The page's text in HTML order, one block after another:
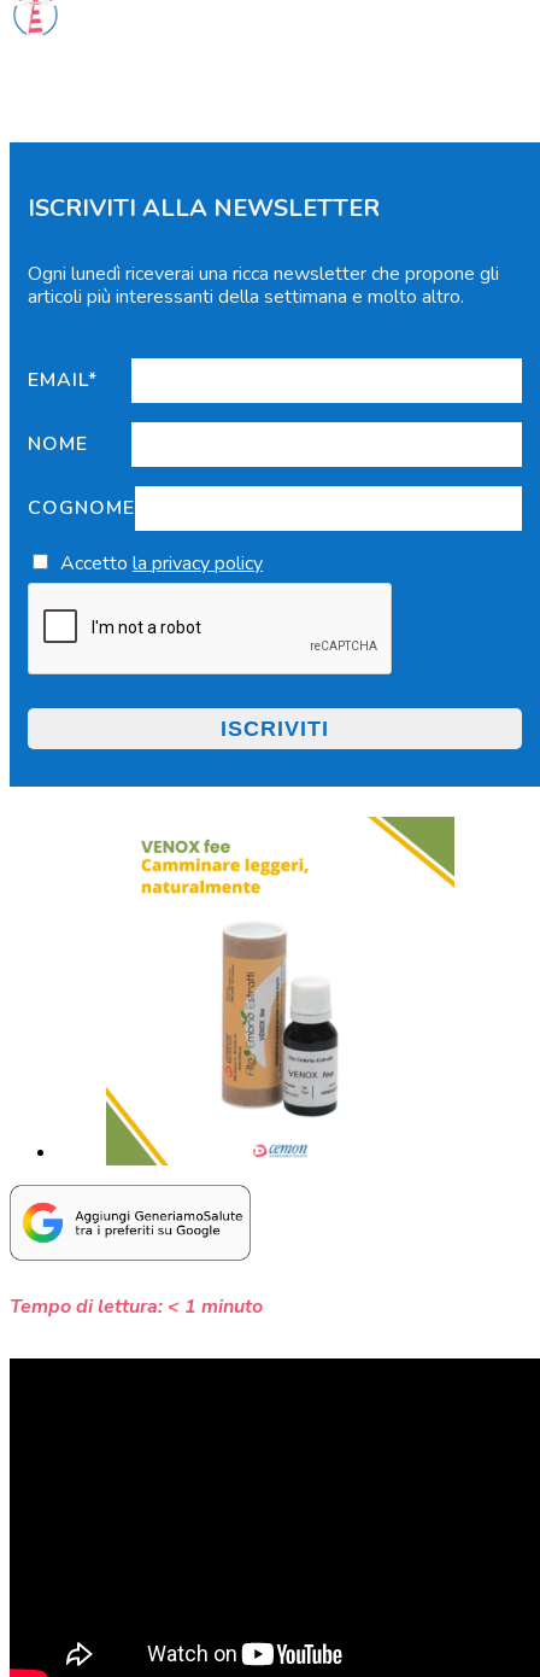
ISCRIVITI ALLA NEWSLETTER
Ogni lunedì riceverai una ricca newsletter che propone gli
articoli più interessanti della settimana e molto altro.
EMAIL*
NOME
COGNOME
Accetto la privacy policy
Tempo di lettura: < 1 minuto